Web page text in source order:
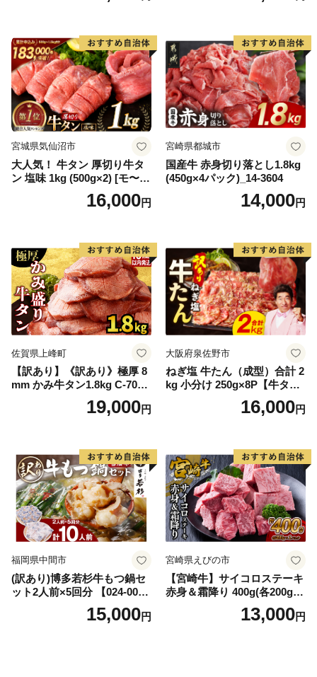
宮城県気仙沼市
大人気！ 牛タン 厚切り牛タ
ン 塩味 1kg (500g×2) [モ〜ラ
ンド 宮城県 気仙沼市 205646
60] 肉 牛肉 精肉 牛たん 牛タ
厚切り タン
16,000円
宮崎県都城市
国産牛 赤身切り落とし1.8kg
(450g×4パック)_14-3604
14,000円
佐賀県上峰町
【訳あり】《訳あり》極厚 8
mm かみ牛タン1.8kg C-709-
19,000円
大阪府泉佐野市
ねぎ塩 牛たん（成型）合計 2
kg 小分け 250g×8P【牛タン
牛肉 焼肉用 薄切り 訳あり サ
16,000円
福岡県中間市
(訳あり)博多若杉牛もつ鍋セ
ット2人前×5回分 【024-002
15,000円
宮崎県えびの市
【宮崎牛】サイコロステーキ
赤身＆霜降り 400g(各200g×
１P 計2P) 真空パック 冷凍
13,000円